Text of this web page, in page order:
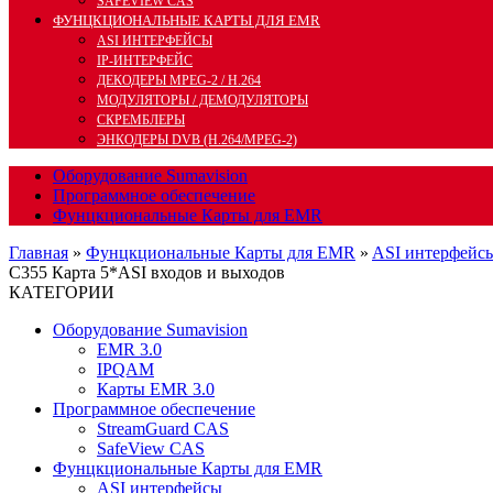
ФУНЦКЦИОНАЛЬНЫЕ КАРТЫ ДЛЯ EMR
ASI ИНТЕРФЕЙСЫ
IP-ИНТЕРФЕЙС
ДЕКОДЕРЫ MPEG-2 / H.264
МОДУЛЯТОРЫ / ДЕМОДУЛЯТОРЫ
СКРЕМБЛЕРЫ
ЭНКОДЕРЫ DVB (H.264/MPEG-2)
Оборудование Sumavision
Программное обеспечение
Фунцкциональные Карты для EMR
Главная » Фунцкциональные Карты для EMR » ASI
C355 Карта 5*ASI входов и выходов
КАТЕГОРИИ
Оборудование Sumavision
EMR 3.0
IPQAM
Карты EMR 3.0
Программное обеспечение
StreamGuard CAS
SafeView CAS
Фунцкциональные Карты для EMR
ASI интерфейсы